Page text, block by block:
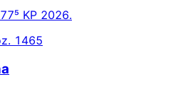
KP 2026.
1465